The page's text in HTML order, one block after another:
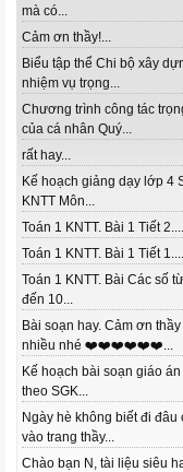
mà có...
Cảm ơn thầy!...
Biểu tập thể Chi bộ xây
nhiệm vụ trọng...
Chương trình công tác
của cá nhân Quý...
rất hay...
Kế hoạch giảng dạy lớp 4
KNTT Môn...
Toán 1 KNTT. Bài 1 Tiết 2....
Toán 1 KNTT. Bài 1 Tiết 1....
Toán 1 KNTT. Bài Các số
đến 10...
Bài soạn hay. Cảm ơn
nhiều nhé ❤️❤️❤️❤️❤️❤️...
Kế hoạch bài soạn giáo
theo SGK...
Ngày hè không biết đi đâu
vào trang thầy...
Chào bạn N, tài liệu siêu